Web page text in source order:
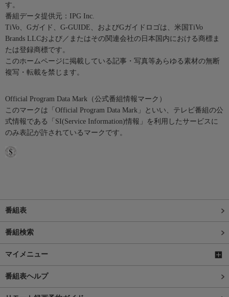
す。
番組データ提供元：IPG Inc.
TiVo、Gガイド、G-GUIDE、およびGガイドロゴは、米国TiVo
Brands LLCおよび／またはその関連会社の日本国内における商標ま
たは登録商標です。
このホームページに掲載している記事・写真等あらゆる素材の無断
複写・転載を禁じます。
Official Program Data Mark（公式番組情報マーク）
このマークは「Official Program Data Mark」といい、テレビ番組の公
式情報である「SI(Service Information)情報」を利用したサービスに
のみ表記が許されているマークです。
番組表
番組検索
マイメニュー
番組表ヘルプ